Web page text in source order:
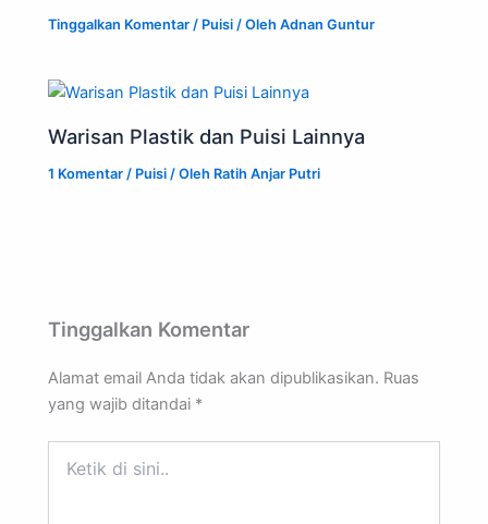
Tinggalkan Komentar / Puisi / OlehAdnan Guntur
Warisan Plastik dan Puisi Lainnya
1 Komentar / Puisi / Oleh Ratih Anjar Putri
Tinggalkan Komentar
Alamat email Anda tidak akan dipublikasikan. Ruas
yang wajib ditandai *